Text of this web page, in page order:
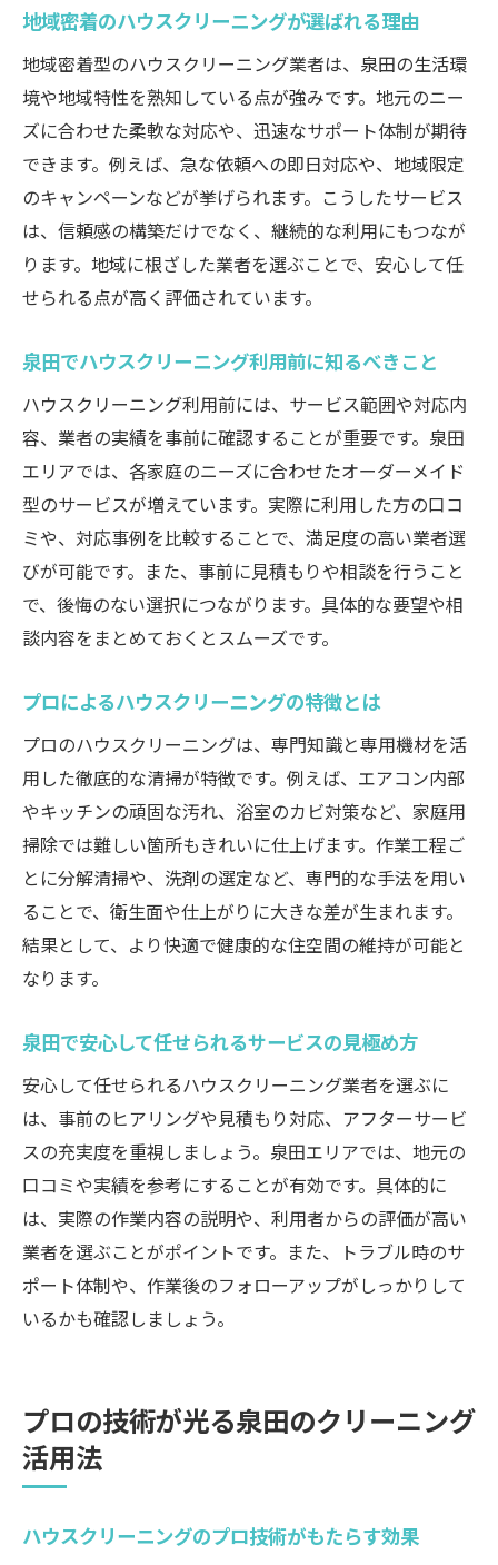
ハウスクリーニング選びに迷ったときのコツ
ハウスクリーニング業者比較の重要ポイン
ト
信頼できるハウスクリーニングの見分け方
泉田で後悔しないハウスクリーニング選び
口コミで分かるハウスクリーニングの実態
忙しい方に最適なハウスクリーニング探し
即日対応も可能なサービスの魅力とは
由
急な予定変更に強いハウスクリーニングの
強み
泉田で頼れるハウスクリーニングの柔軟性
スピード対応が叶うハウスクリーニングと
は
即日サービス利用時のポイントを解説
忙しい方に最適なハウスクリーニング活用術
時短を叶えるハウスクリーニングの工夫
泉田で効率的に使えるハウスクリーニング
家事と子育て両立に役立つサービス紹介
短時間で仕上がるハウスクリーニングのコ
ツ
高品質な住環境を維持するための秘訣
ハウスクリーニングで清潔な環境を保つ方
法
例
ック
泉田で長く快適に暮らすための掃除ポイン
ト
高品質な仕上がりが叶うハウスクリーニン
グ
地域密着のハウスクリーニングが選ばれる理由
地域密着型のハウスクリーニング業者は、泉田の生活環
境や地域特性を熟知している点が強みです。地元のニー
ズに合わせた柔軟な対応や、迅速なサポート体制が期待
できます。例えば、急な依頼への即日対応や、地域限定
のキャンペーンなどが挙げられます。こうしたサービス
は、信頼感の構築だけでなく、継続的な利用にもつなが
ります。地域に根ざした業者を選ぶことで、安心して任
せられる点が高く評価されています。
泉田でハウスクリーニング利用前に知るべきこと
ハウスクリーニング利用前には、サービス範囲や対応内
容、業者の実績を事前に確認することが重要です。泉田
エリアでは、各家庭のニーズに合わせたオーダーメイド
型のサービスが増えています。実際に利用した方の口コ
ミや、対応事例を比較することで、満足度の高い業者選
びが可能です。また、事前に見積もりや相談を行うこと
で、後悔のない選択につながります。具体的な要望や相
談内容をまとめておくとスムーズです。
プロによるハウスクリーニングの特徴とは
プロのハウスクリーニングは、専門知識と専用機材を活
用した徹底的な清掃が特徴です。例えば、エアコン内部
やキッチンの頑固な汚れ、浴室のカビ対策など、家庭用
掃除では難しい箇所もきれいに仕上げます。作業工程ご
とに分解清掃や、洗剤の選定など、専門的な手法を用い
ることで、衛生面や仕上がりに大きな差が生まれます。
結果として、より快適で健康的な住空間の維持が可能と
なります。
泉田で安心して任せられるサービスの見極め方
安心して任せられるハウスクリーニング業者を選ぶに
は、事前のヒアリングや見積もり対応、アフターサービ
スの充実度を重視しましょう。泉田エリアでは、地元の
口コミや実績を参考にすることが有効です。具体的に
は、実際の作業内容の説明や、利用者からの評価が高い
業者を選ぶことがポイントです。また、トラブル時のサ
ポート体制や、作業後のフォローアップがしっかりして
いるかも確認しましょう。
プロの技術が光る泉田のクリーニング
活用法
ハウスクリーニングのプロ技術がもたらす効果